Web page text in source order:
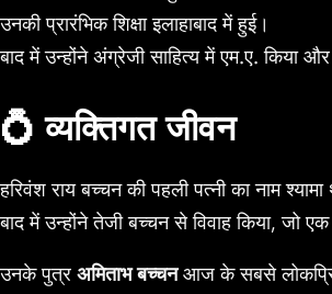
उनकी प्रारंभिक शिक्षा इलाहाबाद में हुई।
बाद में उन्होंने अंग्रेजी साहित्य में एम.ए. किया
💍 व्यक्तिगत जीवन
हरिवंश राय बच्चन की पहली पत्नी का नाम
बाद में उन्होंने तेजी बच्चन से विवाह किया, जो एक
उनके पुत्र अमिताभ बच्चनआज के सबसे